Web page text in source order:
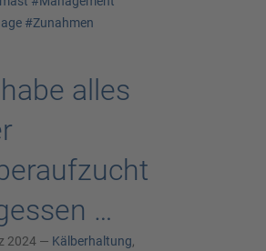
#Zunahmen
alles
…
2024 — Kälberhaltung,